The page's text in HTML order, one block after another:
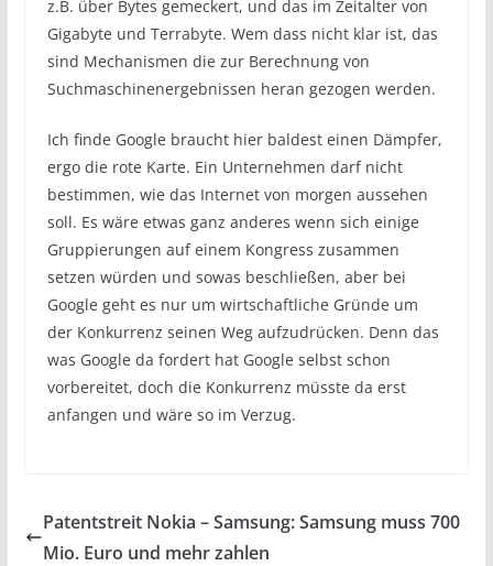
z.B. über Bytes gemeckert, und das im Zeitalter von
Gigabyte und Terrabyte. Wem dass nicht klar ist, das
sind Mechanismen die zur Berechnung von
Suchmaschinenergebnissen heran gezogen werden.
Ich finde Google braucht hier baldest einen Dämpfer,
ergo die rote Karte. Ein Unternehmen darf nicht
bestimmen, wie das Internet von morgen aussehen
soll. Es wäre etwas ganz anderes wenn sich einige
Gruppierungen auf einem Kongress zusammen
setzen würden und sowas beschließen, aber bei
Google geht es nur um wirtschaftliche Gründe um
der Konkurrenz seinen Weg aufzudrücken. Denn das
was Google da fordert hat Google selbst schon
vorbereitet, doch die Konkurrenz müsste da erst
anfangen und wäre so im Verzug.
Patentstreit Nokia – Samsung: Samsung muss 700
Mio. Euro und mehr zahlen